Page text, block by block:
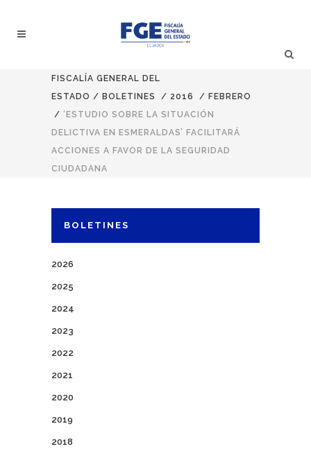
FISCALÍA GENERAL DEL
ESTADO / BOLETINES / 2016 / FEBRERO
/ ‘ESTUDIO SOBRE LA SITUACIÓN
DELICTIVA EN ESMERALDAS’ FACILITARÁ
ACCIONES A FAVOR DE LA SEGURIDAD
CIUDADANA
BOLETINES
2026
2025
2024
2023
2022
2021
2020
2019
2018